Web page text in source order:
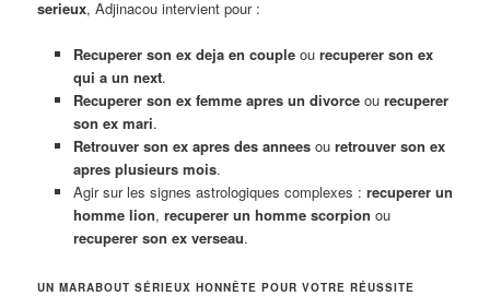
serieux, Adjinacou intervient pour :
Recuperer son ex deja en coupleou recuperer son ex
qui a un next.
Recuperer son ex femme apres un divorceou recuperer
son ex mari.
Retrouver son ex apres des anneesou retrouver son ex
apres plusieurs mois.
Agir sur les signes astrologiques complexes : recuperer un
homme lion, recuperer un homme scorpion ou
recuperer son ex verseau.
UN MARABOUT SÉRIEUX HONNÊTE POUR VOTRE RÉUSSITE